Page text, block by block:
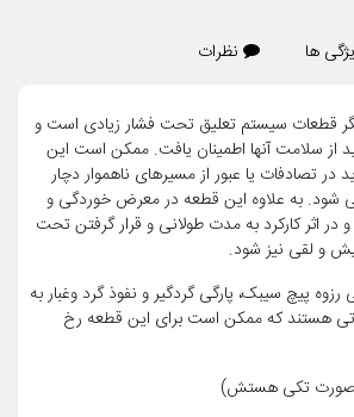
ها نظرات
قطعات سیستم تعلیق تحت فشار زیادی است و
از سلامت آنها اطمینان یافت. ممکن است این
تصادفات یا عبور از مسیرهای ناهموار دچار
به علاوه این قطعه در معرض خوردگی و
در اثر کارکرد به مدت طولانی و قرار گرفتن تحت
و لقی نیز شود.
پیچ سیبک، پارگی گردگیر و نفوذ گرد وغبار به
هستند که ممکن است برای این قطعه رخ
صورت تکی هستش)